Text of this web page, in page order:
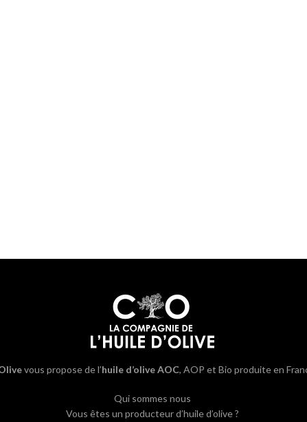
vous propose de l’huile d’olive AOC, AOP et Bio produite en
Qui sommes nous
Vous êtes un producteur d’huile d’olive ?